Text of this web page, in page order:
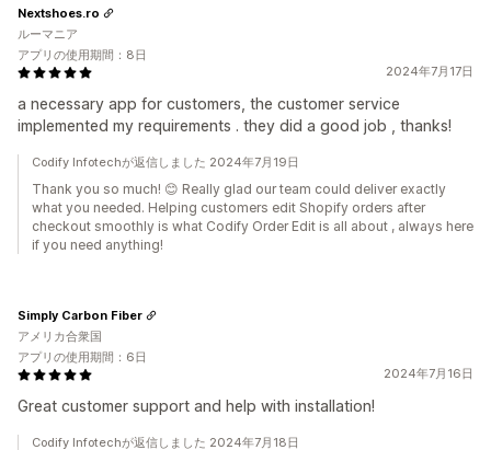
2024年7月17日
a necessary app for customers, the customer service
implemented my requirements . they did a good job , thanks!
Nextshoes.ro
ルーマニア
アプリの使用期間：8日
Codify Infotechが返信しました 2024年7月19日
Thank you so much! 😊 Really glad our team could deliver exactly
what you needed. Helping customers edit Shopify orders after
checkout smoothly is what Codify Order Edit is all about , always here
if you need anything!
2024年7月16日
Great customer support and help with installation!
Simply Carbon Fiber
アメリカ合衆国
アプリの使用期間：6日
Codify Infotechが返信しました 2024年7月18日